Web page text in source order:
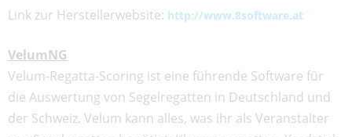
Link zur Herstellerwebsite: http://www.8software.at
VelumNG
Velum­-Regatta-Scoring ist eine führende Software für
die Auswertung von Segelregatten in Deutschland und
der Schweiz. Velum kann alles, was ihr als Veranstalter